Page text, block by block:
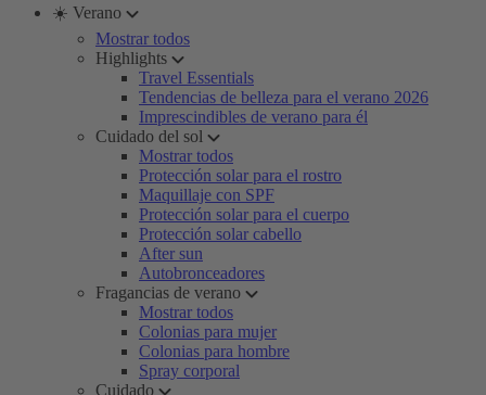
☀️ Verano
Mostrar todos
Highlights
Travel Essentials
Tendencias de belleza para el verano 2026
Imprescindibles de verano para él
Cuidado del sol
Mostrar todos
Protección solar para el rostro
Maquillaje con SPF
Protección solar para el cuerpo
Protección solar cabello
After sun
Autobronceadores
Fragancias de verano
Mostrar todos
Colonias para mujer
Colonias para hombre
Spray corporal
Cuidado